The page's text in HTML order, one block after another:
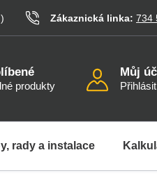
) Zákaznická linka: 734
produkty
Můj
Přihlásit
rady a instalace